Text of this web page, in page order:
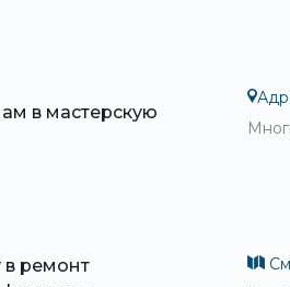
в мастерскую
в ремонт